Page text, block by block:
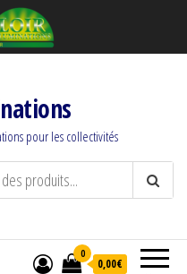
pour les collectivités
0
0,00€